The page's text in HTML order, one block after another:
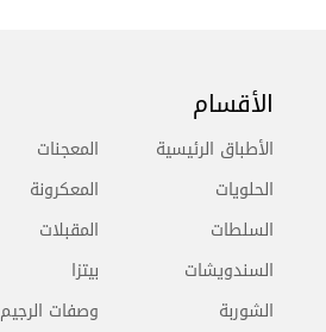
الأقسام
الأطباق الرئيسية
الحلويات
السلطات
السندويشات
الشوربة
المعجنات
المعكرونة
المقبلات
بيتزا
وصفات الرجيم